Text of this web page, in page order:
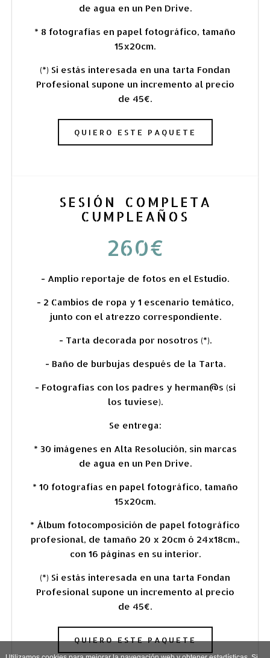
de agua en un Pen Drive.
* 8 fotografías en papel fotográfico, tamaño
15x20cm.
(*) Si estás interesada en una tarta Fondan
Profesional supone un incremento al precio
de 45€.
QUIERO ESTE PAQUETE
SESIÓN COMPLETA
CUMPLEAÑOS
260€
- Amplio reportaje de fotos en el Estudio.
- 2 Cambios de ropa y 1 escenario temático,
junto con el atrezzo correspondiente.
- Tarta decorada por nosotros (*).
- Baño de burbujas después de la Tarta.
- Fotografías con los padres y herman@s (si
los tuviese).
Se entrega:
* 30 imágenes en Alta Resolución, sin marcas
de agua en un Pen Drive.
* 10 fotografías en papel fotográfico, tamaño
15x20cm.
* Álbum fotocomposición de papel fotográfico
profesional, de tamaño 20 x 20cm ó 24x18cm.,
con 16 páginas en su interior.
(*) Si estás interesada en una tarta Fondan
Profesional supone un incremento al precio
de 45€.
QUIERO ESTE PAQUETE